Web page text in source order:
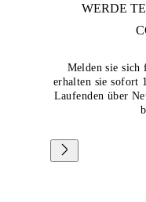
WERDE
Melden sie sich
erhalten sie sofort
Laufenden über